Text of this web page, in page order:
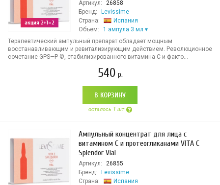
акция 2+1=2
Артикул:
26858
Бренд:
Levissime
Страна:
Испания
Объем:
1 ампула 3 мл
Терапевтический ампульный препарат обладает мощным
восстанавливающим и ревитализирующим действием. Революционное
сочетание GPS—P ©, стабилизированного витамина С и факто...
540 р.
В КОРЗИНУ
осталось 1 шт
Ампульный концентрат для лица с
витамином С и протеогликанами VITA C
Splendor Vial
Артикул:
26855
Бренд:
Levissime
Страна:
Испания